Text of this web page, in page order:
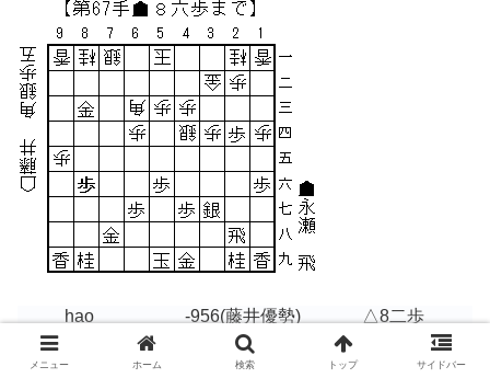
hao -956(藤井優勢)
△8二歩
dlshogi
(藤井勝勢)
Bonanza
(藤井優勢) △9六歩
メニュー ホーム 検索 トップ サイドバー